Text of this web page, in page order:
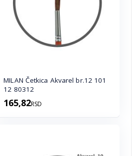
MILAN Četkica Akvarel br.12 101
12 80312
165,82RSD